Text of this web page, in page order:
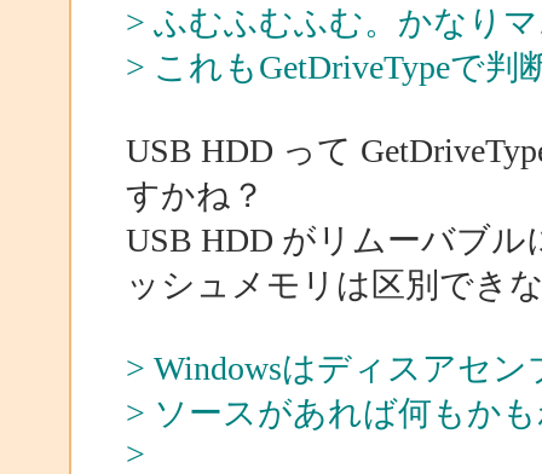
> ふむふむふむ。かなり
> これもGetDriveTypeで
USB HDD って
すかね？
USB HDD がリムーバブ
ッシュメモリは区別でき
> Windowsはディスアセ
> ソースがあれば何もか
>